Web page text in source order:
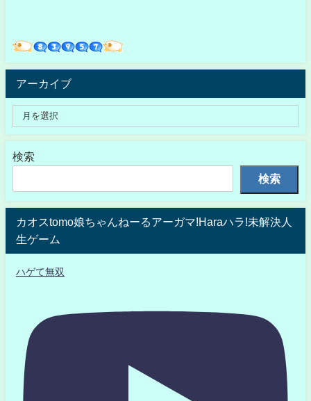
アーカイブ
検索
検索
カオスtomo娘ちゃんねーるアーガマ!Haraハラ!未解決人
生ゲーム
ハゲて無双